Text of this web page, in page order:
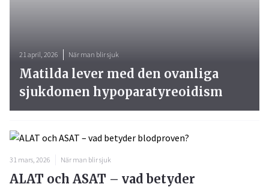
21 april, 2026 När man blir sjuk
Matilda lever med den ovanliga
sjukdomen hypoparatyreoidism
31 mars, 2026 När man blir sjuk
ALAT och ASAT – vad betyder